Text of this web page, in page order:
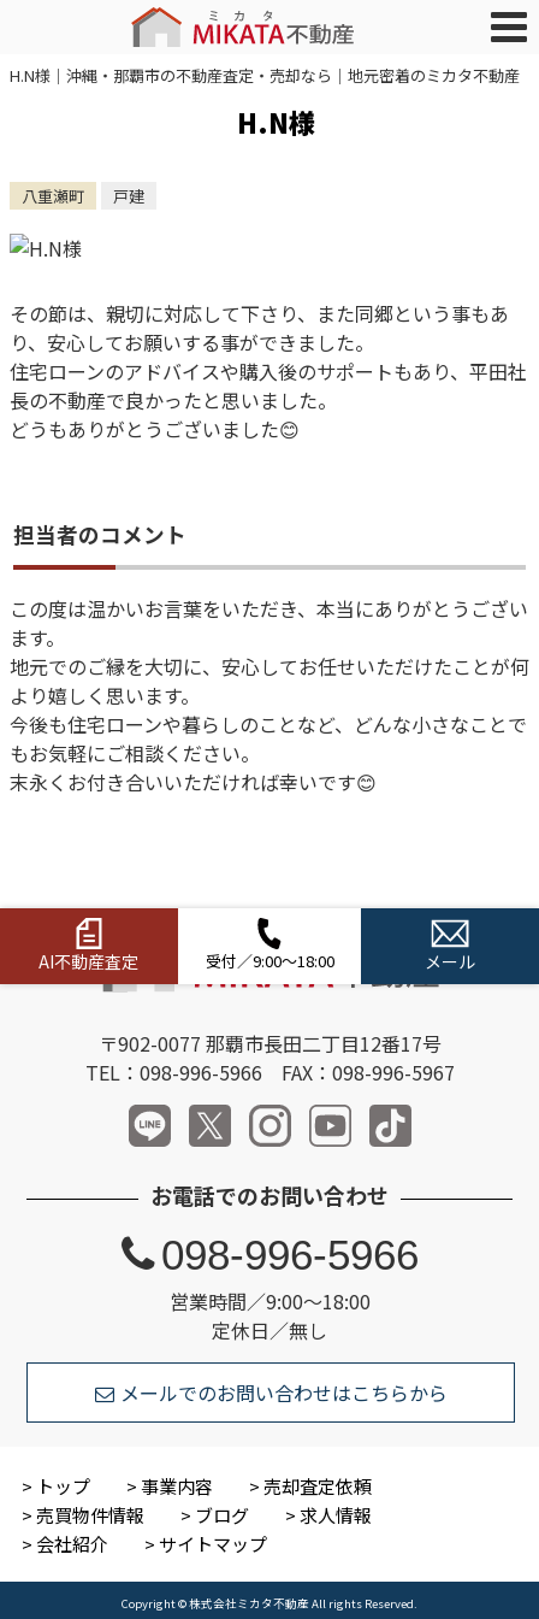
H.N様｜沖縄・那覇市の不動産査定・売却なら｜地元密着のミカタ不動産
H.N様
八重瀬町 戸建
その節は、親切に対応して下さり、また同郷という事もあ
り、安心してお願いする事ができました。
住宅ローンのアドバイスや購入後のサポートもあり、平田社
長の不動産で良かったと思いました。
どうもありがとうございました😊
担当者のコメント
この度は温かいお言葉をいただき、本当にありがとうござい
ます。
地元でのご縁を大切に、安心してお任せいただけたことが何
より嬉しく思います。
今後も住宅ローンや暮らしのことなど、どんな小さなことで
もお気軽にご相談ください。
末永くお付き合いいただければ幸いです😊
AI不動産査定 受付／9:00～18:00 メール
〒902-0077 那覇市長田二丁目12番17号
TEL：098-996-5966 FAX：098-996-5967
お電話でのお問い合わせ
営業時間／9:00～18:00
定休日／無し
098-996-5966
メールでのお問い合わせはこちらから
トップ 事業内容
売却査定依頼
売買物件情報
ブログ
求人情報
会社紹介
サイトマップ
Copyright © 株式会社ミカタ不動産 All rights Reserved.